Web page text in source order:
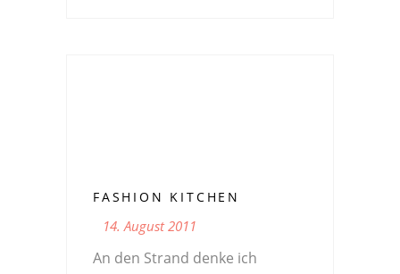
FASHION KITCHEN
14. August 2011
An den Strand denke ich